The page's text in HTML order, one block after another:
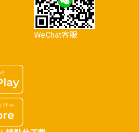
WeChat客服